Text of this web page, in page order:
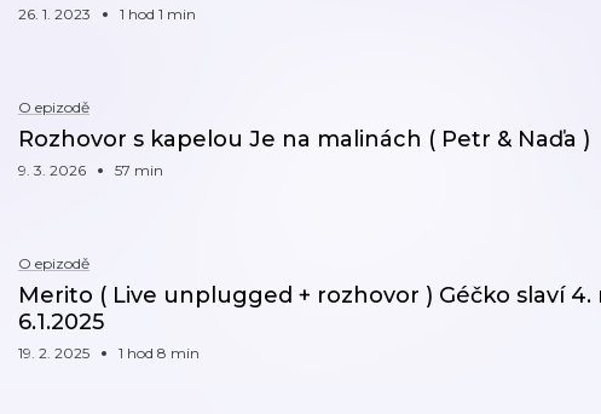
26. 1. 2023 1 hod 1 min
O epizodě
Rozhovor s kapelou Je na malinách ( Petr & Naďa )
9. 3. 2026 57 min
O epizodě
Merito ( Live unplugged + rozhovor ) Géčko slaví
6.1.2025
19. 2. 2025 1 hod 8 min